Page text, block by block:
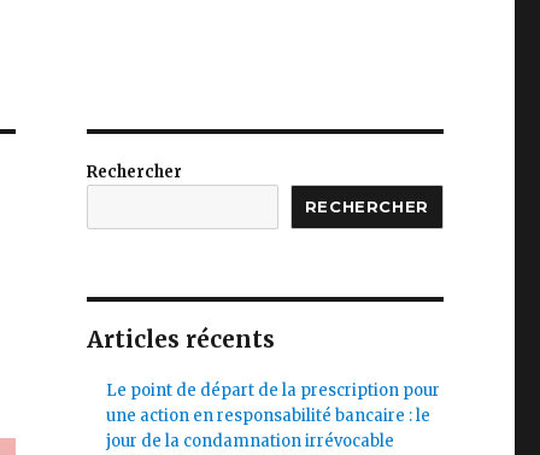
Rechercher
RECHERCHER
Articles récents
Le point de départ de la prescription pour
une action en responsabilité bancaire : le
jour de la condamnation irrévocable